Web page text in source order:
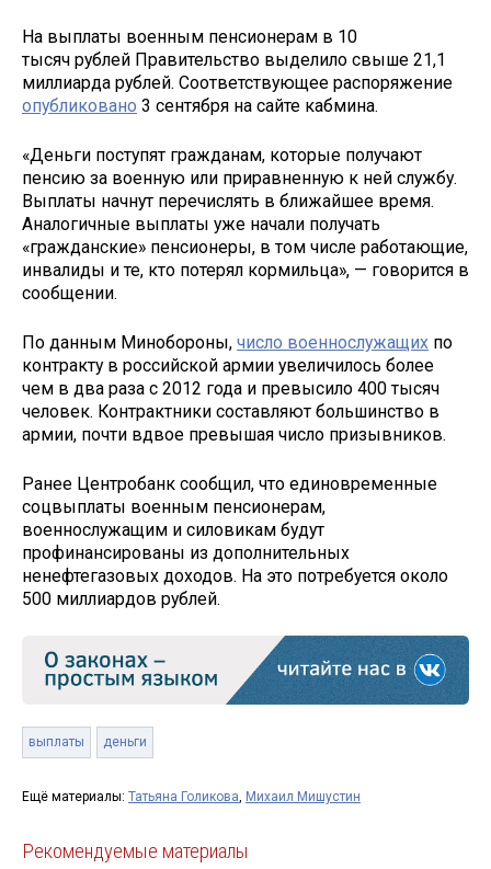
На выплаты военным пенсионерам в 10
тысяч рублей Правительство выделило свыше 21,1
миллиарда рублей. Соответствующее распоряжение
опубликовано 3 сентября на сайте кабмина.
«Деньги поступят гражданам, которые получают
пенсию за военную или приравненную к ней службу.
Выплаты начнут перечислять в ближайшее время.
Аналогичные выплаты уже начали получать
«гражданские» пенсионеры, в том числе работающие,
инвалиды и те, кто потерял кормильца», — говорится в
сообщении.
По данным Минобороны, число военнослужащих по
контракту в российской армии увеличилось более
чем в два раза с 2012 года и превысило 400 тысяч
человек. Контрактники составляют большинство в
армии, почти вдвое превышая число призывников.
Ранее Центробанк сообщил, что единовременные
соцвыплаты военным пенсионерам,
военнослужащим и силовикам будут
профинансированы из дополнительных
ненефтегазовых доходов. На это потребуется около
500 миллиардов рублей.
выплаты деньги
Ещё материалы: Татьяна Голикова, Михаил Мишустин
Рекомендуемые материалы